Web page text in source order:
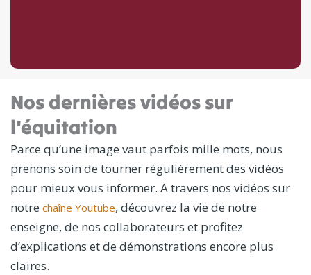
Nos dernières vidéos sur
l'équitation
Parce qu’une image vaut parfois mille mots, nous
prenons soin de tourner régulièrement des vidéos
pour mieux vous informer. A travers nos vidéos sur
notre chaîne Youtube, découvrez la vie de notre
enseigne, de nos collaborateurs et profitez
d’explications et de démonstrations encore plus
claires.